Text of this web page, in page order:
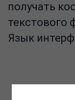
получать
текстового
Язык